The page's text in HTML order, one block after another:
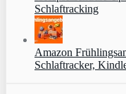
Schlaftracking
Amazon
Schlaftracker,